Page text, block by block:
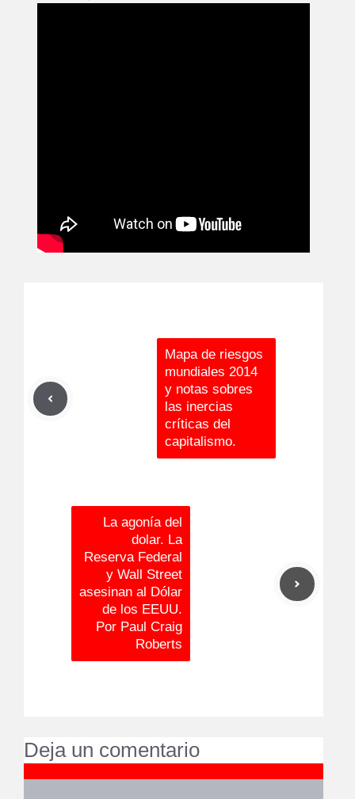
Mapa de riesgos
mundiales 2014
y notas sobres
las inercias
críticas del
capitalismo.
La agonía del
dolar. La
Reserva Federal
y Wall Street
asesinan al Dólar
de los EEUU.
Por Paul Craig
Roberts
Deja un comentario